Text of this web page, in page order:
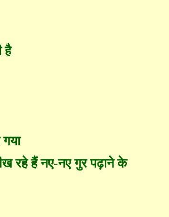
है
रहे हैं नए-नए गुर पढ़ाने के